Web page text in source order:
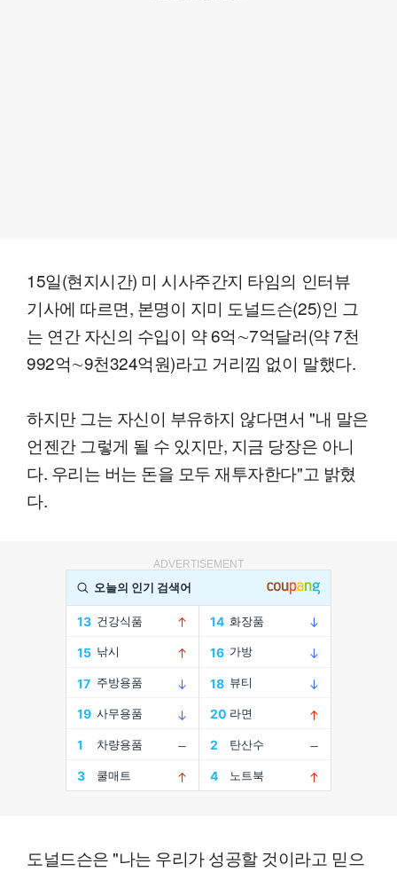
15일(현지시간) 미 시사주간지 타임의 인터뷰
기사에 따르면, 본명이 지미 도널드슨(25)인 그
는 연간 자신의 수입이 약 6억∼7억달러(약 7천
992억∼9천324억원)라고 거리낌 없이 말했다.
하지만 그는 자신이 부유하지 않다면서 "내 말은
언젠간 그렇게 될 수 있지만, 지금 당장은 아니
다. 우리는 버는 돈을 모두 재투자한다"고 밝혔
다.
ADVERTISEMENT
도널드슨은 "나는 우리가 성공할 것이라고 믿으